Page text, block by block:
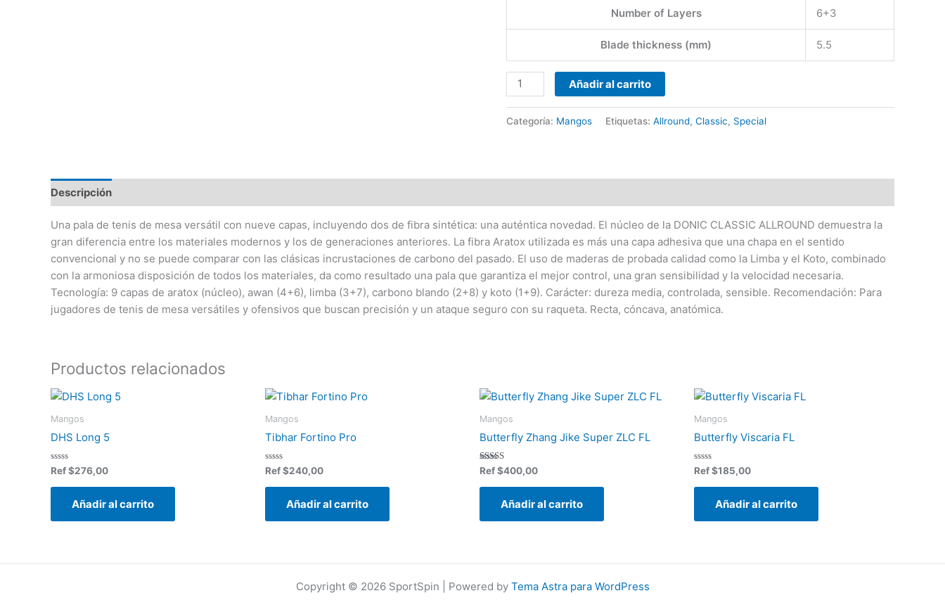
Number of Layers 6+3
Blade thickness (mm) 5.5
Añadir al carrito
Categoría: Mangos Etiquetas: Allround, Classic, Special
Descripción
Una pala de tenis de mesa versátil con nueve capas, incluyendo dos de fibra sintética: una auténtica novedad. El núcleo de la DONIC CLASSIC ALLROUND demuestra la
gran diferencia entre los materiales modernos y los de generaciones anteriores. La fibra Aratox utilizada es más una capa adhesiva que una chapa en el sentido
convencional y no se puede comparar con las clásicas incrustaciones de carbono del pasado. El uso de maderas de probada calidad como la Limba y el Koto, combinado
con la armoniosa disposición de todos los materiales, da como resultado una pala que garantiza el mejor control, una gran sensibilidad y la velocidad necesaria.
Tecnología: 9 capas de aratox (núcleo), awan (4+6), limba (3+7), carbono blando (2+8) y koto (1+9). Carácter: dureza media, controlada, sensible. Recomendación: Para
jugadores de tenis de mesa versátiles y ofensivos que buscan precisión y un ataque seguro con su raqueta. Recta, cóncava, anatómica.
Productos relacionados
Mangos
DHS Long 5
Valorado
0
Ref$276,00
Añadir al carrito
Mangos
Tibhar Fortino Pro
Valorado
0
Ref$240,00
Añadir al carrito
Mangos
Butterfly Zhang Jike Super ZLC FL
Valorado en
de 5
Ref$400,00
Añadir al carrito
Mangos
Butterfly Viscaria FL
Valorado
0
Ref$185,00
Añadir al carrito
Copyright © 2026 SportSpin | Powered by Tema Astra para WordPress